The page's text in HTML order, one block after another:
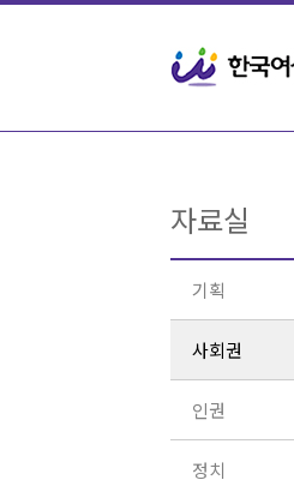
자료실
기획
사회권
인권
정치